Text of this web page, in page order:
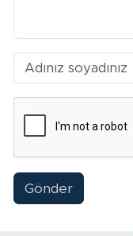
Gönder
Siyaset